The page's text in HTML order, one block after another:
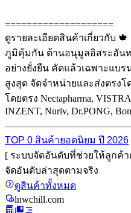
====================
ดูรายละเอียดสินค้าเกี่ยวกับ
ภูมิคุ้มกัน ต้านอนุมูลอิสระอันท
อย่างยั่งยืน คัดแล้วเฉพาะแบ
สูงสุด จัดจำหน่ายและส่งตรงโ
โดยตรง Nectapharma,
INZENT, Nuriv, Dr.PONG,
TOP 0 สินค้ายอดนิยม ปี 2026
[ ระบบจัดอันดับที่ช่วยให้ลูกค้
จัดอันดับล่าสุดตามจริง
ดูสินค้าทั้งหมด
lnwchill.com